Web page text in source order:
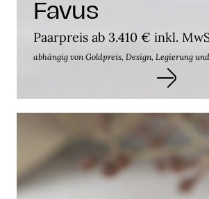
Favus
Paarpreis ab 3.410 € inkl.
abhängig von Goldpreis, Design, Legierung